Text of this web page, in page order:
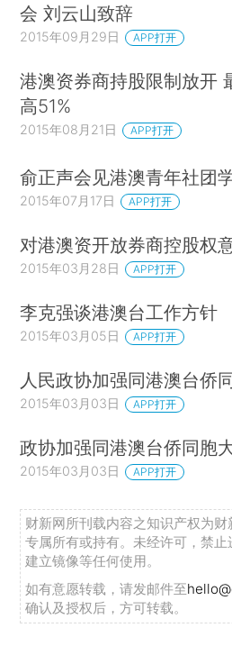
会 刘云山致辞
2015年09月29日 APP打开
港澳资券商持股限制放开
高51%
2015年08月21日 APP打开
俞正声会见港澳青年社团
2015年07月17日 APP打开
对港澳资开放券商控股权
2015年03月28日 APP打开
李克强谈港澳台工作方针
2015年03月05日 APP打开
人民政协加强同港澳台侨
2015年03月03日 APP打开
政协加强同港澳台侨同胞
2015年03月03日 APP打开
财新网所刊载内容之知识产权为
专属所有或持有。未经许可，禁
建立镜像等任何使用。
如有意愿转载，请发邮件至
确认及授权后，方可转载。